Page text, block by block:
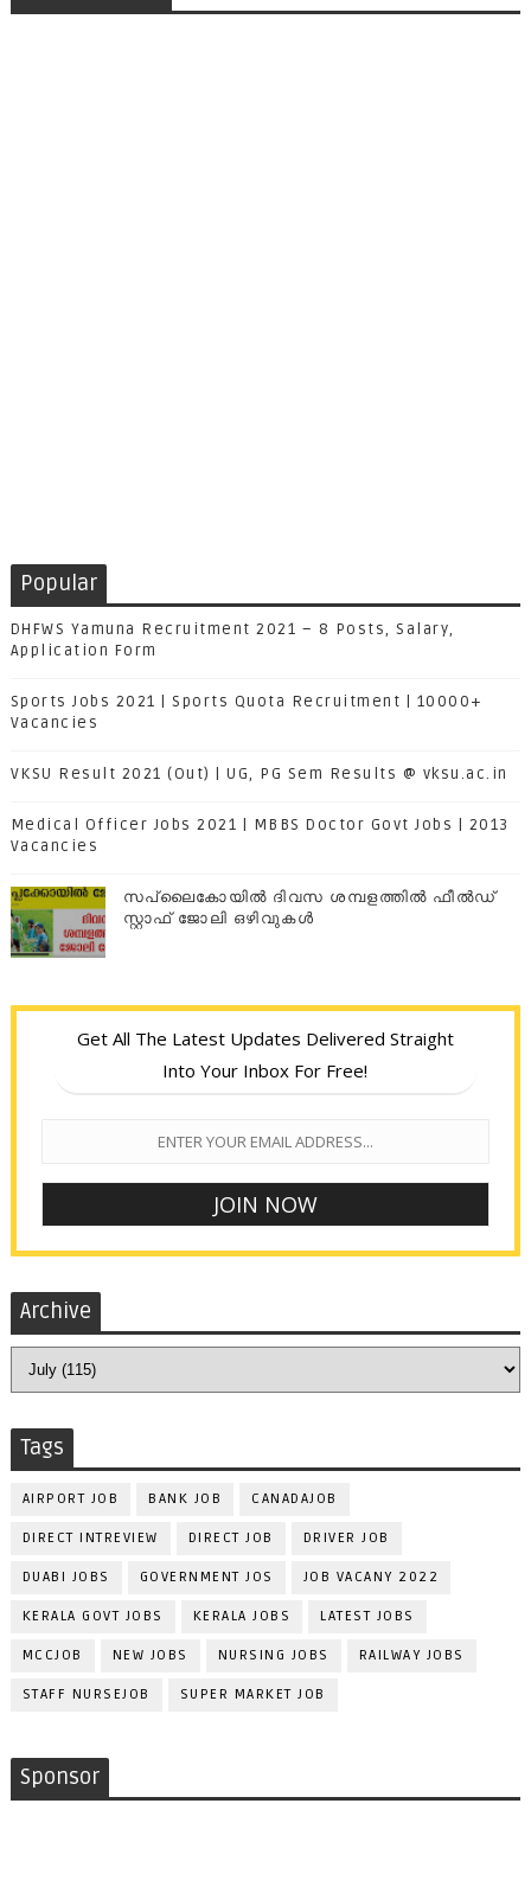
Popular
DHFWS Yamuna Recruitment 2021 – 8 Posts, Salary,
Application Form
Sports Jobs 2021 | Sports Quota Recruitment | 10000+
Vacancies
VKSU Result 2021 (Out) | UG, PG Sem Results @ vksu.ac.in
Medical Officer Jobs 2021 | MBBS Doctor Govt Jobs | 2013
Vacancies
സപ്ലൈകോയില്‍ ദിവസ ശമ്പളത്തിൽ ഫീല്‍ഡ്
സ്റ്റാഫ് ജോലി ഒഴിവുകൾ
Get All The Latest Updates Delivered Straight
Into Your Inbox For Free!
Archive
Tags
AIRPORT JOB BANK JOB CANADAJOB
DIRECT INTREVIEW DIRECT JOB DRIVER JOB
DUABI JOBS GOVERNMENT JOS JOB VACANY 2022
KERALA GOVT JOBS KERALA JOBS LATEST JOBS
MCCJOB NEW JOBS NURSING JOBS RAILWAY JOBS
STAFF NURSEJOB SUPER MARKET JOB
Sponsor